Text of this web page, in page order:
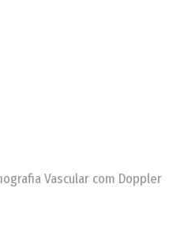
Vascular com Doppler